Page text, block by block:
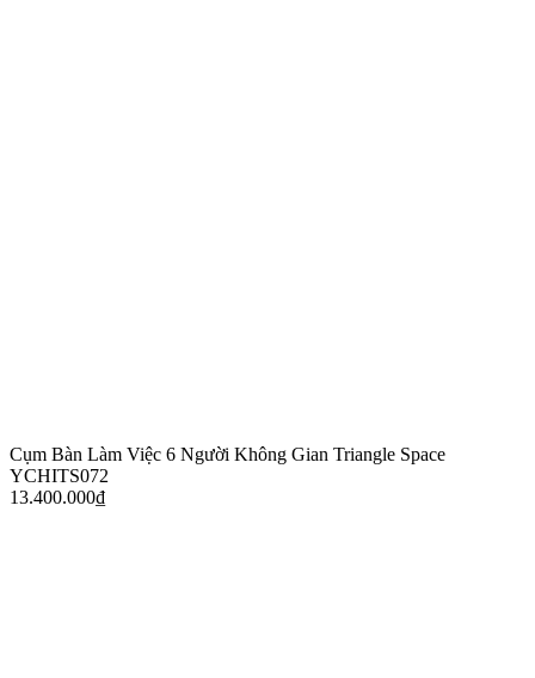
Cụm Bàn Làm Việc 6 Người Không Gian Triangle Space
YCHITS072
13.400.000₫